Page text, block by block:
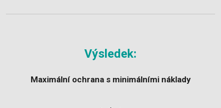
Výsledek:
Maximální ochrana s minimálními náklady